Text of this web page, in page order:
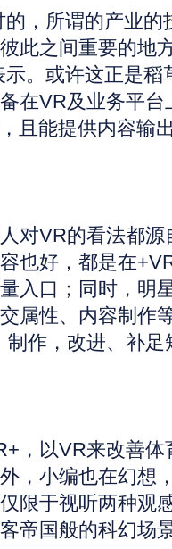
，所谓的产业
此之间重要的地
。或许这正是
在VR及业务平
且能提供内容输
对VR的看法都
也好，都是在
入口；同时，明
属性、内容制作
作，改进、补足
，以VR来改善
，小编也在幻想
限于视听两种观
帝国般的科幻场